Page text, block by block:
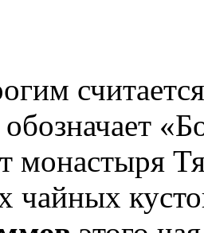
монастыря
чайных